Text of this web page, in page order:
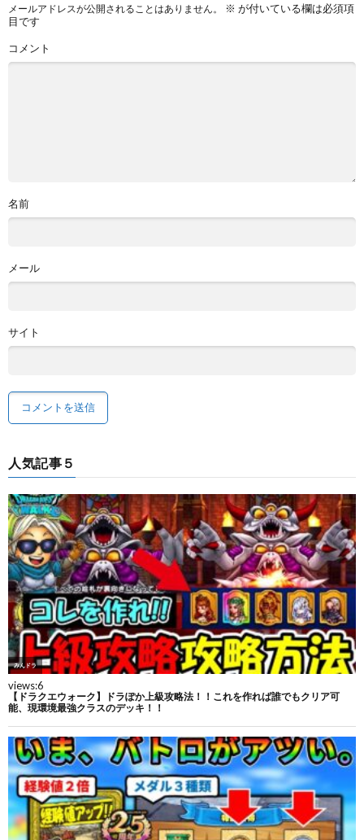
メールアドレスが公開されることはありません。 ※ が付いている欄は必須項
目です
コメント
名前
メール
サイト
人気記事５